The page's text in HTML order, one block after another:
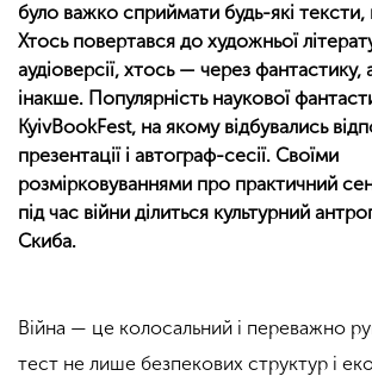
було важко сприймати будь-які тексти,
Хтось повертався до художньої
аудіоверсії, хтось — через
інакше. Популярність наукової
KyivBookFest, на якому відбувались
презентації і автограф-сесії. Своїми
розмірковуваннями про практичний
під час війни ділиться культурний
Скиба.
Війна — це колосальний і переважно
тест не лише безпекових структур і